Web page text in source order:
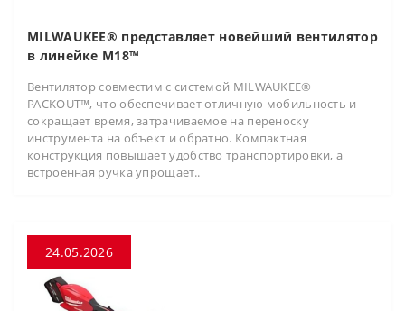
MILWAUKEE® представляет новейший вентилятор
в линейке M18™
Вентилятор совместим с системой MILWAUKEE®
PACKOUT™, что обеспечивает отличную мобильность и
сокращает время, затрачиваемое на переноску
инструмента на объект и обратно. Компактная
конструкция повышает удобство транспортировки, а
встроенная ручка упрощает..
24.05.2026